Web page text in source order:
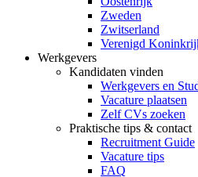
Zweden
Zwitserland
Verenigd
Werkgevers
Kandidaten vinden
Werkgevers en
Vacature plaatsen
Zelf CVs zoeken
Praktische tips & contact
Recruitment Guide
Vacature tips
FAQ